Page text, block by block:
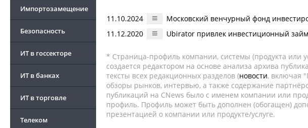
Импортозамещение
Безопасность
ИТ в госсекторе
ИТ в банках
ИТ в торговле
Телеком
11.10.2024
Московский венчурный фонд
11.12.2020
Ubirator привлек инвестиционный
* Страница-профиль компании, системы (продукта или
создается редактором на основе анализа архива
тексты всех редакционных разделов (новости, включая
обзоры рынков, интервью, а также содержание
публикаций на CNews было с именем компании или
профиль. Профиль может быть дополнен (обогащен)
презентацией о компании или продукте/услуге.